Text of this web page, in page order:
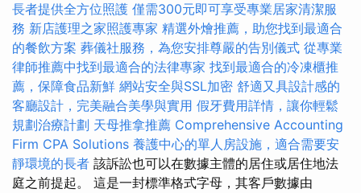
長者提供全方位照護 僅需300元即可享受專業居家清潔服
務 新店護理之家照護專家 精選外燴推薦，助您找到最適合
的餐飲方案 葬儀社服務，為您安排尊嚴的告別儀式 從專業
律師推薦中找到最適合的法律專家 找到最適合的冷凍櫃推
薦，保障食品新鮮 網站安全與SSL加密 舒適又具設計感的
客廳設計，完美融合美學與實用 假牙費用詳情，讓你輕鬆
規劃治療計劃 天母推拿推薦 Comprehensive Accounting
Firm CPA Solutions 養護中心的單人房設施，適合需要安
靜環境的長者 該訴訟也可以在數據主體的居住或居住地法
庭之前提起。 這是一封標準格式字母，其客戶數據由